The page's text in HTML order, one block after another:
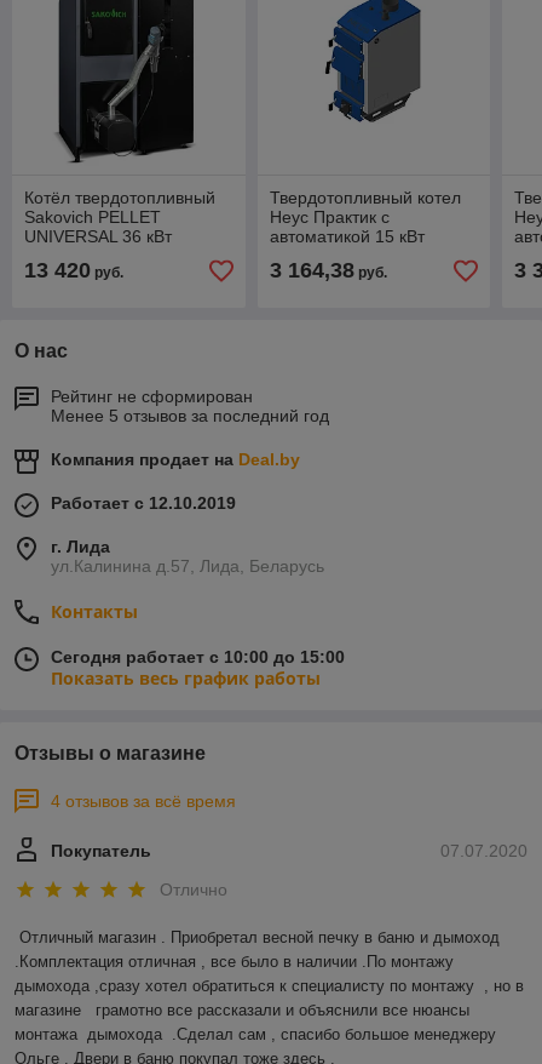
Котёл твердотопливный
Sakovich PELLET
UNIVERSAL 36 кВт
13 420 руб.
Твердотопливный котел
Неус Практик с
автоматикой 15 кВт
3 164,38руб. 3
О нас
Рейтинг не сформирован
Менее 5 отзывов за последний год
Компания продает на Deal.by
Работает с 12.10.2019
г. Лида
ул.Калинина д.57, Лида, Беларусь
Контакты
Сегодня работает с 10:00 до 15:00
Показать весь график работы
Отзывы о магазине
4 отзывов за всё время
07.07.2020
Покупатель
Отлично
Отличный магазин . Приобретал весной печку в баню и дымоход
.Комплектация отличная , все было в наличии .По монтажу
дымохода ,сразу хотел обратиться к специалисту по монтажу  , но в
магазине   грамотно все рассказали и объяснили все нюансы
монтажа  дымохода  .Сделал сам , спасибо большое менеджеру
Ольге . Двери в баню покупал тоже здесь .